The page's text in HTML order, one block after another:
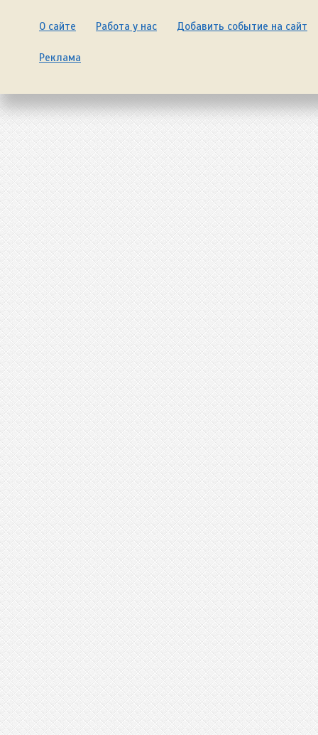
О сайте Работа у нас Добавить событие на сайт
Реклама